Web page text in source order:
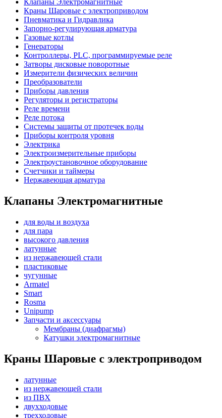
Клапаны Электромагнитные
Краны Шаровые с электроприводом
Пневматика и Гидравлика
Запорно-регулирующая арматура
Газовые котлы
Генераторы
Контроллеры, PLС, программируемые реле
Затворы дисковые поворотные
Измерители физических величин
Преобразователи
Приборы давления
Регуляторы и регистраторы
Реле времени
Реле потока
Системы защиты от протечек воды
Приборы контроля уровня
Электрика
Электроизмерительные приборы
Электроустановочное оборудование
Счетчики и таймеры
Нержавеющая арматура
Клапаны Электромагнитные
для воды и воздуха
для пара
высокого давления
латунные
из нержавеющей стали
пластиковые
чугунные
Armatel
Smart
Rosma
Unipump
Запчасти и аксессуары
Мембраны (диафрагмы)
Катушки электромагнитные
Краны Шаровые с электроприводом
латунные
из нержавеющей стали
из ПВХ
двухходовые
трехходовые